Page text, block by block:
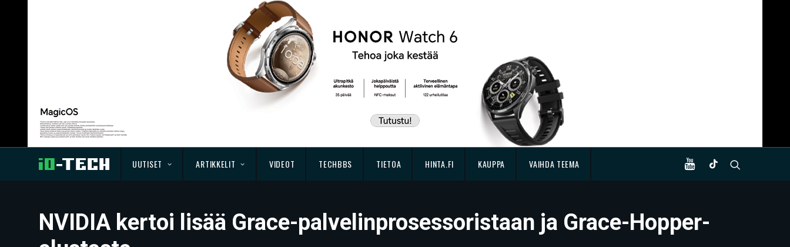
UUTISET ARTIKKELIT VIDEOT TECHBBS TIETOA HINTA.FI KAUPPA VAIHDA TEEMA
NVIDIA kertoi lisää Grace-palvelinprosessoristaan ja Grace-Hopper-